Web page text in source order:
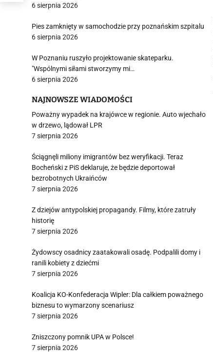
6 sierpnia 2026
Pies zamknięty w samochodzie przy poznańskim szpitalu
6 sierpnia 2026
W Poznaniu ruszyło projektowanie skateparku.
"Wspólnymi siłami stworzymy mi…
6 sierpnia 2026
NAJNOWSZE WIADOMOŚCI
Poważny wypadek na krajówce w regionie. Auto wjechało
w drzewo, lądował LPR
7 sierpnia 2026
Ściągnęli miliony imigrantów bez weryfikacji. Teraz
Bocheński z PiS deklaruje, że będzie deportował
bezrobotnych Ukraińców
7 sierpnia 2026
Z dziejów antypolskiej propagandy. Filmy, które zatruły
historię
7 sierpnia 2026
Żydowscy osadnicy zaatakowali osadę. Podpalili domy i
ranili kobiety z dziećmi
7 sierpnia 2026
Koalicja KO-Konfederacja Wipler: Dla całkiem poważnego
biznesu to wymarzony scenariusz
7 sierpnia 2026
Zniszczony pomnik UPA w Polsce!
7 sierpnia 2026